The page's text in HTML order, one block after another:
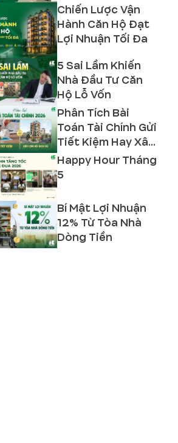
Chiến Lược Vận
Hành Căn Hộ Đạt
Lợi Nhuận Tối Đa
5 Sai Lầm Khiến
Nhà Đầu Tư Căn
Hộ Lỗ Vốn
Phân Tích Bài
Toán Tài Chính Gửi
Tiết Kiệm Hay Xây
Căn Hộ Dịch Vụ
2026?
Happy Hour Tháng
5
Bí Mật Lợi Nhuận
12% Từ Tòa Nhà
Dòng Tiền